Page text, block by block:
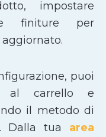
impostare
e finiture per
puoi
al carrello e
il metodo di
Dalla tua area